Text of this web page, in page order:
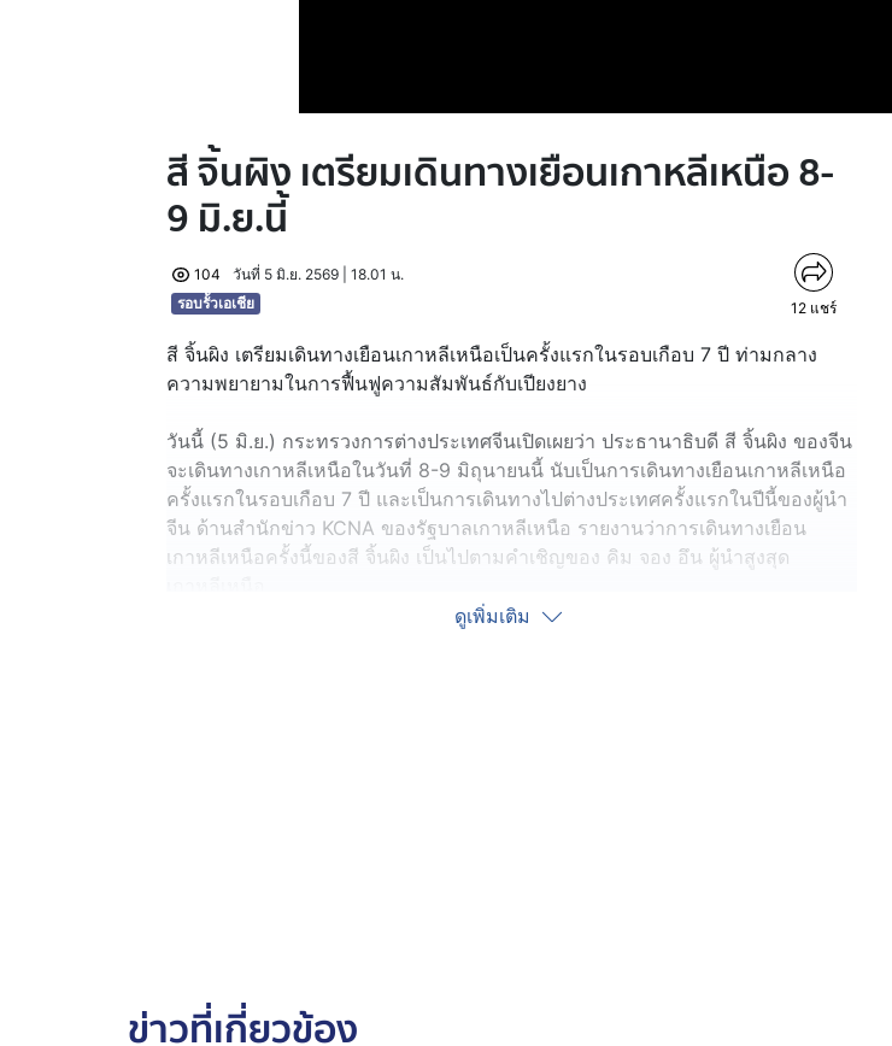
สี จิ้นผิง เตรียมเดินทางเยือนเกาหลีเหนือ 8-
9 มิ.ย.นี้
104
วันที่ 5 มิ.ย. 2569 | 18.01 น.
รอบรั้วเอเชีย
12 แชร์
สี จิ้นผิง เตรียมเดินทางเยือนเกาหลีเหนือเป็นครั้งแรกในรอบเกือบ 7 ปี ท่ามกลาง
ความพยายามในการฟื้นฟูความสัมพันธ์กับเปียงยาง
วันนี้ (5 มิ.ย.) กระทรวงการต่างประเทศจีนเปิดเผยว่า ประธานาธิบดี สี จิ้นผิง ของจีน
จะเดินทางเกาหลีเหนือในวันที่ 8-9 มิถุนายนนี้ นับเป็นการเดินทางเยือนเกาหลีเหนือ
ครั้งแรกในรอบเกือบ 7 ปี และเป็นการเดินทางไปต่างประเทศครั้งแรกในปีนี้ของผู้นำ
จีน ด้านสำนักข่าว KCNA ของรัฐบาลเกาหลีเหนือ รายงานว่าการเดินทางเยือน
เกาหลีเหนือครั้งนี้ของสี จิ้นผิง เป็นไปตามคำเชิญของ คิม จอง อึน ผู้นำสูงสุด
ดูเพิ่มเติม
ข่าวที่เกี่ยวข้อง